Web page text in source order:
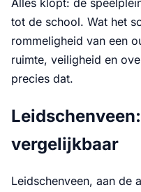
tot de school. Wat het
rommeligheid van een
ruimte, veiligheid en
precies dat.
vergelijkbaar
Leidschenveen, aan de